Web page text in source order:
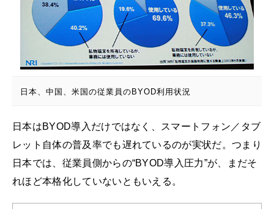
日本、中国、米国の従業員のBYOD利用状況
日本はBYOD導入だけではなく、スマートフォン／タブ
レット自体の普及率でも遅れているのが実状だ。つまり
日本では、従業員側からの“BYOD導入圧力”が、まだそ
れほど本格化していないともいえる。